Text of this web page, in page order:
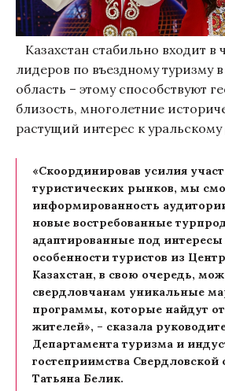
Казахстан стабильно входит в
лидеров по въездному туризму
область – этому способствуют
близость, многолетние
растущий интерес к уральскому
«Скоординировав усилия
туристических рынков, мы
информированность
новые востребованные
адаптированные под
особенности туристов из
Казахстан, в свою очередь,
свердловчанам уникальные
программы, которые найдут
жителей», – сказала
Департамента туризма и
гостеприимства Свердловской
Татьяна Белик.